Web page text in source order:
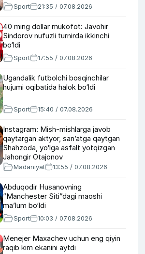
Sport 21:35 / 07.08.2026
40 ming dollar mukofot: Javohir
Sindorov nufuzli turnirda ikkinchi
bo‘ldi
Sport 17:55 / 07.08.2026
Ugandalik futbolchi bosqinchilar
hujumi oqibatida halok bo‘ldi
Sport 15:40 / 07.08.2026
Instagram: Mish-mishlarga javob
qaytargan aktyor, san’atga qaytgan
Shahzoda, yo‘lga asfalt yotqizgan
Jahongir Otajonov
Madaniyat 13:55 / 07.08.2026
Abduqodir Husanovning
“Manchester Siti”dagi maoshi
ma’lum bo‘ldi
Sport 10:03 / 07.08.2026
Menejer Maxachev uchun eng qiyin
raqib kim ekanini aytdi